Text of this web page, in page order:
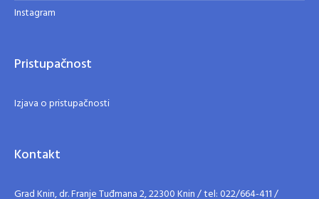
Instagram
Pristupačnost
Izjava o pristupačnosti
Kontakt
Grad Knin, dr. Franje Tuđmana 2, 22300 Knin / tel: 022/664-411 /